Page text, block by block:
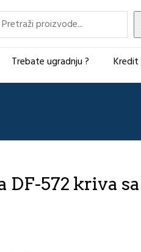
Pretraži
Trebate ugradnju ? Kredit
DF-572 kriva